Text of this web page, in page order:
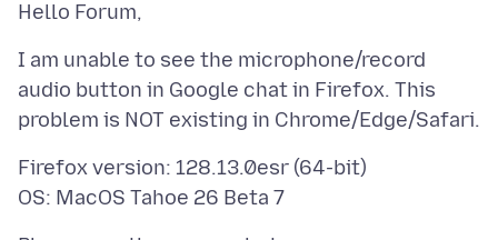
I am unable to see the microphone/record
audio button in Google chat in Firefox. This
Firefox version: 128.13.0esr (64-bit)